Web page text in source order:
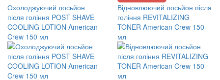
Охолоджуючий лосьйон
після гоління POST SHAVE
COOLING LOTION American
Crew 150 мл
Відновлюючий лосьйон після
гоління REVITALIZING
TONER American Crew 150
мл